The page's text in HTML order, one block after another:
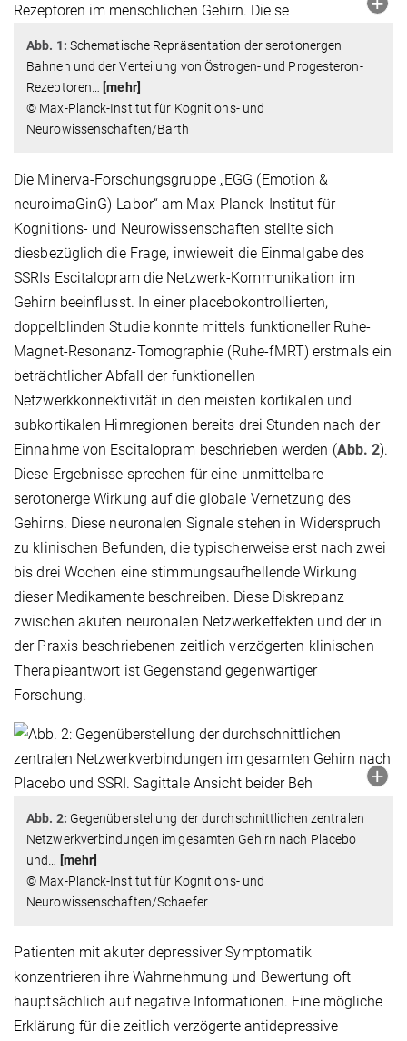
Abb. 1: Schematische Repräsentation der serotonergen
Bahnen und der Verteilung von Östrogen- und Progesteron-
Rezeptoren… [mehr]
© Max-Planck-Institut für Kognitions- und
Neurowissenschaften/Barth
Die Minerva-Forschungsgruppe „EGG (Emotion &
neuroimaGinG)-Labor“ am Max-Planck-Institut für
Kognitions- und Neurowissenschaften stellte sich
diesbezüglich die Frage, inwieweit die Einmalgabe des
SSRIs Escitalopram die Netzwerk-Kommunikation im
Gehirn beeinflusst. In einer placebokontrollierten,
doppelblinden Studie konnte mittels funktioneller Ruhe-
Magnet-Resonanz-Tomographie (Ruhe-fMRT) erstmals ein
beträchtlicher Abfall der funktionellen
Netzwerkkonnektivität in den meisten kortikalen und
subkortikalen Hirnregionen bereits drei Stunden nach der
Einnahme von Escitalopram beschrieben werden (Abb. 2).
Diese Ergebnisse sprechen für eine unmittelbare
serotonerge Wirkung auf die globale Vernetzung des
Gehirns. Diese neuronalen Signale stehen in Widerspruch
zu klinischen Befunden, die typischerweise erst nach zwei
bis drei Wochen eine stimmungsaufhellende Wirkung
dieser Medikamente beschreiben. Diese Diskrepanz
zwischen akuten neuronalen Netzwerkeffekten und der in
der Praxis beschriebenen zeitlich verzögerten klinischen
Therapieantwort ist Gegenstand gegenwärtiger
Forschung.
Abb. 2: Gegenüberstellung der durchschnittlichen zentralen
Netzwerkverbindungen im gesamten Gehirn nach Placebo
und… [mehr]
© Max-Planck-Institut für Kognitions- und
Neurowissenschaften/Schaefer
Patienten mit akuter depressiver Symptomatik
konzentrieren ihre Wahrnehmung und Bewertung oft
hauptsächlich auf negative Informationen. Eine mögliche
Erklärung für die zeitlich verzögerte antidepressive